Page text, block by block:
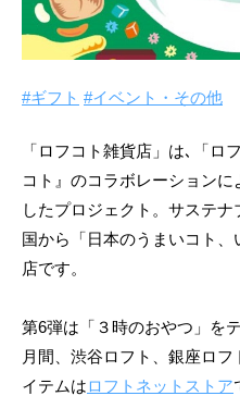
#ギフト #イベント・その他
「ロフコト雑貨店」は､「ロ
コト』のコラボレーション
したプロジェクト。サステ
国から「日本のうまいコト
店です。
第6弾は「３時のおやつ」を
月間、渋谷ロフト、銀座ロ
イテムはロフトネットストア